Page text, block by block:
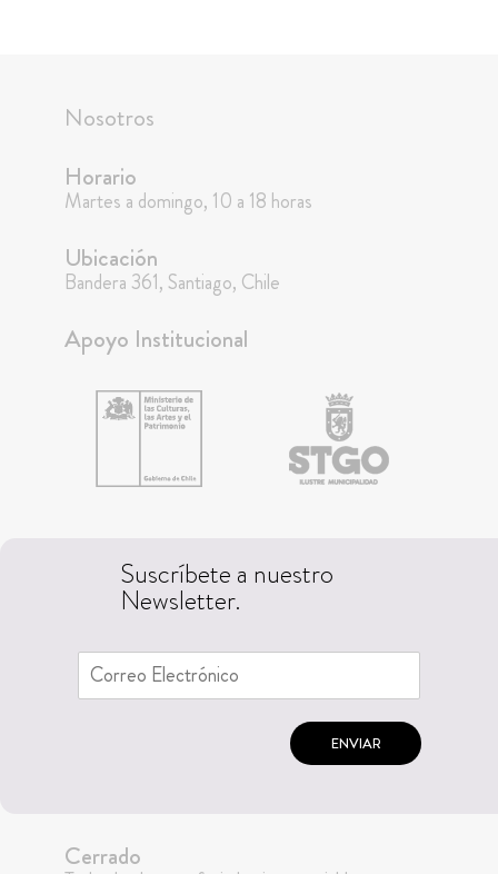
Nosotros
Horario
Martes a domingo, 10 a 18 horas
Ubicación
Bandera 361, Santiago, Chile
Apoyo Institucional
Suscríbete a nuestro
Newsletter.
ENVIAR
Cerrado